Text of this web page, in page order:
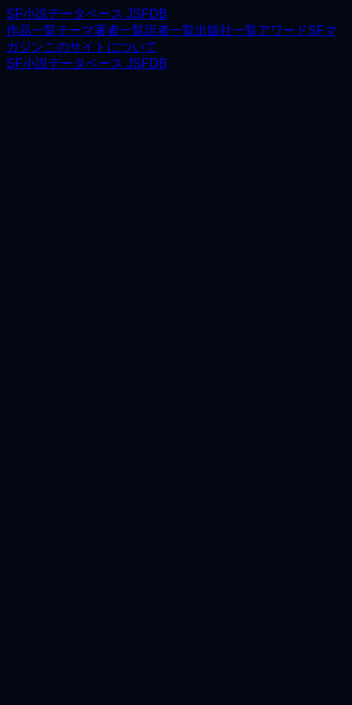
SF小説データベース JSFDB
作品一覧テーマ著者一覧訳者一覧出版社一覧アワードSFマ
ガジンこのサイトについて
SF小説データベース JSFDB